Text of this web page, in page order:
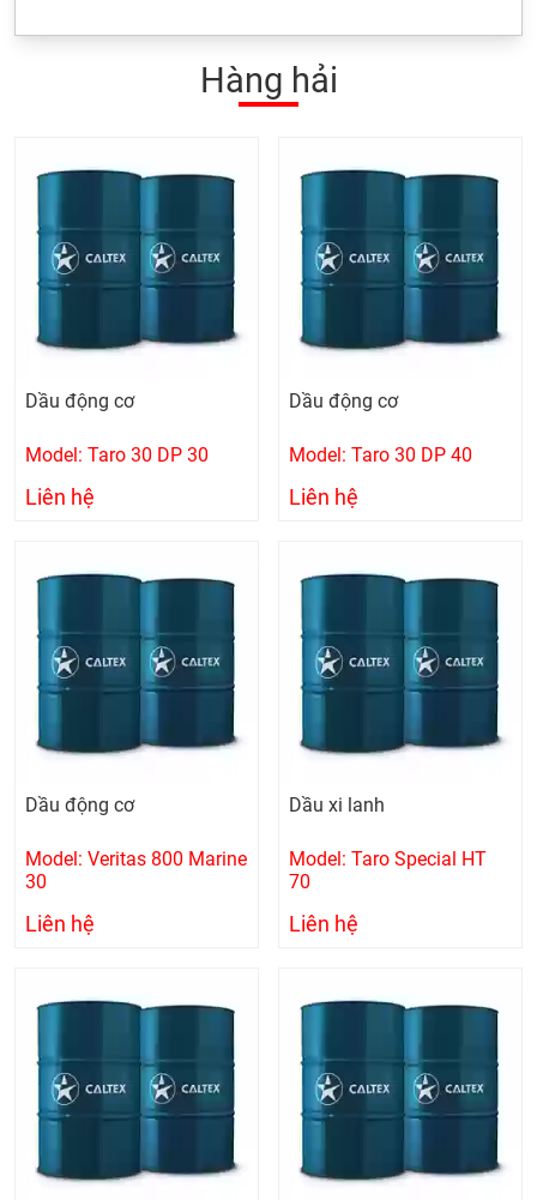
Hàng hải
Dầu động cơ
Model: Taro 30 DP 30
Liên hệ
Dầu động cơ
Model: Taro 30 DP 40
Liên hệ
Dầu động cơ
Model: Veritas 800 Marine
30
Liên hệ
Dầu xi lanh
Model: Taro Special HT
70
Liên hệ